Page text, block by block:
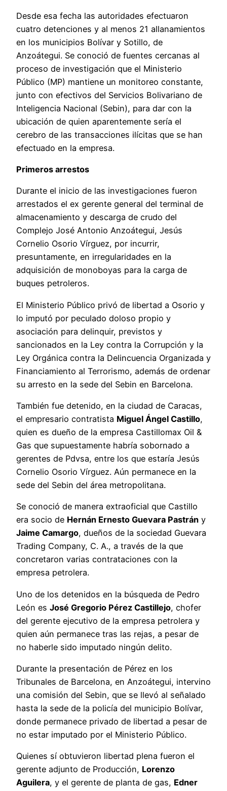
Desde esa fecha las autoridades efectuaron
cuatro detenciones y al menos 21 allanamientos
en los municipios Bolívar y Sotillo, de
Anzoátegui. Se conoció de fuentes cercanas al
proceso de investigación que el Ministerio
Público (MP) mantiene un monitoreo constante,
junto con efectivos del Servicios Bolivariano de
Inteligencia Nacional (Sebin), para dar con la
ubicación de quien aparentemente sería el
cerebro de las transacciones ilícitas que se han
efectuado en la empresa.
Primeros arrestos
Durante el inicio de las investigaciones fueron
arrestados el ex gerente general del terminal de
almacenamiento y descarga de crudo del
Complejo José Antonio Anzoátegui, Jesús
Cornelio Osorio Vírguez, por incurrir,
presuntamente, en irregularidades en la
adquisición de monoboyas para la carga de
buques petroleros.
El Ministerio Público privó de libertad a Osorio y
lo imputó por peculado doloso propio y
asociación para delinquir, previstos y
sancionados en la Ley contra la Corrupción y la
Ley Orgánica contra la Delincuencia Organizada y
Financiamiento al Terrorismo, además de ordenar
su arresto en la sede del Sebin en Barcelona.
También fue detenido, en la ciudad de Caracas,
el empresario contratista Miguel Ángel Castillo,
quien es dueño de la empresa Castillomax Oil &
Gas que supuestamente habría sobornado a
gerentes de Pdvsa, entre los que estaría Jesús
Cornelio Osorio Vírguez. Aún permanece en la
sede del Sebin del área metropolitana.
Se conoció de manera extraoficial que Castillo
era socio de Hernán Ernesto Guevara Pastrán y
Jaime Camargo, dueños de la sociedad Guevara
Trading Company, C. A., a través de la que
concretaron varias contrataciones con la
empresa petrolera.
Uno de los detenidos en la búsqueda de Pedro
León es José Gregorio Pérez Castillejo, chofer
del gerente ejecutivo de la empresa petrolera y
quien aún permanece tras las rejas, a pesar de
no haberle sido imputado ningún delito.
Durante la presentación de Pérez en los
Tribunales de Barcelona, en Anzoátegui, intervino
una comisión del Sebin, que se llevó al señalado
hasta la sede de la policía del municipio Bolívar,
donde permanece privado de libertad a pesar de
no estar imputado por el Ministerio Público.
Quienes sí obtuvieron libertad plena fueron el
gerente adjunto de Producción, Lorenzo
Aguilera, y el gerente de planta de gas, Edner